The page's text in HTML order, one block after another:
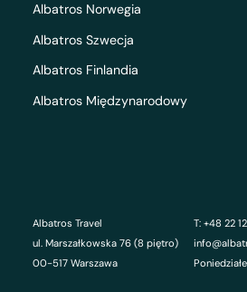
Albatros Travel
ul. Marszałkowska 76 (8 piętro)
00-517 Warszawa
T: +48 22
Albatros Norwegia
Albatros Szwecja
Albatros Finlandia
Albatros Międzynarodowy